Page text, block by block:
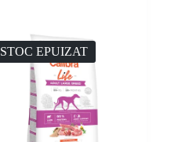
240,98 lei
până
la
270,98 lei.
până
la
229,99 lei.
STOC EPUIZAT